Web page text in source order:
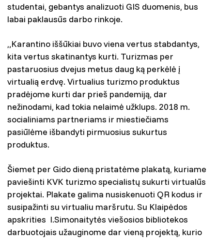
studentai, gebantys analizuoti GIS duomenis, bus
labai paklausūs darbo rinkoje.
„Karantino iššūkiai buvo viena vertus stabdantys,
kita vertus skatinantys kurti. Turizmas per
pastaruosius dvejus metus daug ką perkėlė į
virtualią erdvę. Virtualius turizmo produktus
pradėjome kurti dar prieš pandemiją, dar
nežinodami, kad tokia nelaimė užklups. 2018 m.
socialiniams partneriams ir miestiečiams
pasiūlėme išbandyti pirmuosius sukurtus
produktus.
Šiemet per Gido dieną pristatėme plakatą, kuriame
paviešinti KVK turizmo specialistų sukurti virtualūs
projektai. Plakate galima nusiskenuoti QR kodus ir
susipažinti su virtualiu maršrutu. Su Klaipėdos
apskrities I.Simonaitytės viešosios bibliotekos
darbuotojais užauginome dar vieną projektą, kurio